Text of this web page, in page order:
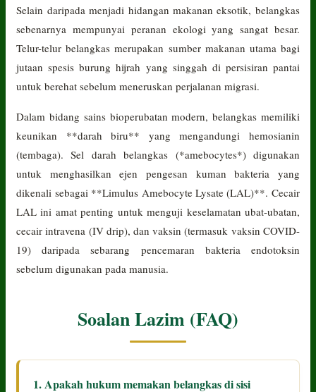
Selain daripada menjadi hidangan makanan eksotik, belangkas
sebenarnya mempunyai peranan ekologi yang sangat besar.
Telur-telur belangkas merupakan sumber makanan utama bagi
jutaan spesis burung hijrah yang singgah di persisiran pantai
untuk berehat sebelum meneruskan perjalanan migrasi.
Dalam bidang sains bioperubatan modern, belangkas memiliki
keunikan **darah biru** yang mengandungi hemosianin
(tembaga). Sel darah belangkas (*amebocytes*) digunakan
untuk menghasilkan ejen pengesan kuman bakteria yang
dikenali sebagai **Limulus Amebocyte Lysate (LAL)**. Cecair
LAL ini amat penting untuk menguji keselamatan ubat-ubatan,
cecair intravena (IV drip), dan vaksin (termasuk vaksin COVID-
19) daripada sebarang pencemaran bakteria endotoksin
sebelum digunakan pada manusia.
Soalan Lazim (FAQ)
1. Apakah hukum memakan belangkas di sisi